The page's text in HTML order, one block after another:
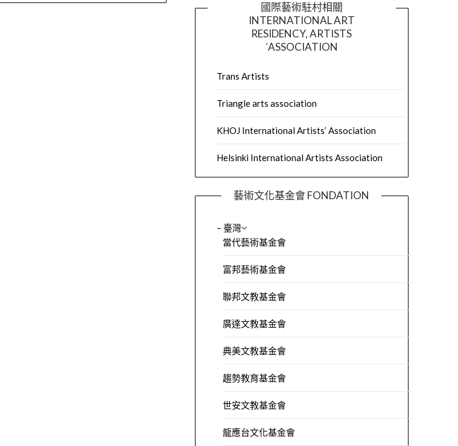
國際藝術駐村相關
INTERNATIONAL ART
RESIDENCY, ARTISTS
´ASSOCIATION
Trans Artists
Triangle arts association
KHOJ International Artists’ Association
Helsinki International Artists Association
藝術文化基金會 FONDATION
– 臺灣
當代藝術基金會
富邦藝術基金會
聯邦文教基金會
廣達文教基金會
典美文教基金會
趨勢教育基金會
世安文教基金會
龍應台文化基金會